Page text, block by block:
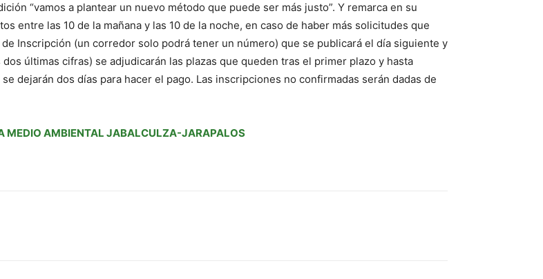
“vamos a plantear un nuevo método que puede ser más justo”. Y remarca en su
entre las 10 de la mañana y las 10 de la noche, en caso de haber más solicitudes que
Inscripción (un corredor solo podrá tener un número) que se publicará el día siguiente y
últimas cifras) se adjudicarán las plazas que queden tras el primer plazo y hasta
dejarán dos días para hacer el pago. Las inscripciones no confirmadas serán dadas de
MEDIO AMBIENTAL JABALCULZA-JARAPALOS